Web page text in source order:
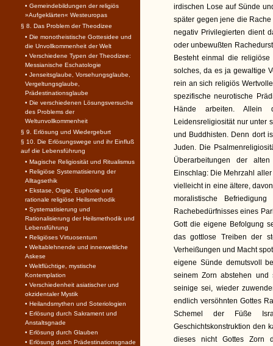
irdischen Lose auf Sünde
später gegen jene die
negativ Privilegierten dient
oder unbewußten
Besteht einmal die
solches, da es ja gewaltige
rein an sich religiös
spezifische neurotische
Hände arbeiten. Allein
Leidensreligiosität nur unter
und Buddhisten. Denn dort
Juden. Die
Überarbeitungen der
Einschlag: Die Mehrzahl
vielleicht in eine ältere,
moralistische
Rachebedürfnisses eines
Gott die eigene Befolgung
das gottlose Treiben der
Verheißungen und Macht
eigene Sünde demutsvoll
seinem Zorn abstehen
seinige sei, wieder
endlich versöhnten Gottes
Schemel der Füße
Geschichtskonstruktion den
dieses nicht Gottes Zorn
• Gemeindebildungen der religiös
»Aufgeklärten« Westeuropas
§ 8. Das Problem der Theodizee
• Die monotheistische Gottesidee und
die Unvollkommenheit der Welt
• Verschiedene Typen der Theodizee:
Messianische Eschatologie
• Jenseitsglaube, Vorsehungsglaube,
Vergeltungsglaube,
Prädestinationsglaube
• Die verschiedenen Lösungsversuche
des Problems der
Weltunvollkommenheit
§ 9. Erlösung und Wiedergeburt
§ 10. Die Erlösungswege und ihr Einfluß
auf die Lebensführung
• Magische Religiosität und Ritualismus
• Religiöse Systematisierung der
Alltagsethik
• Ekstase, Orgie, Euphorie und
rationale religiöse Heilsmethodik
• Systematisierung und
Rationalisierung der Heilsmethodik und
Lebensführung
• Religiöses Virtuosentum
• Weltablehnende und innerweltliche
Askese
• Weltflüchtige, mystische
Kontemplation
• Verschiedenheit asiatischer und
okzidentaler Mystik
• Heilandsmythen und Soteriologien
• Erlösung durch Sakrament und
Anstaltsgnade
• Erlösung durch Glauben
• Erlösung durch Prädestinationsgnade